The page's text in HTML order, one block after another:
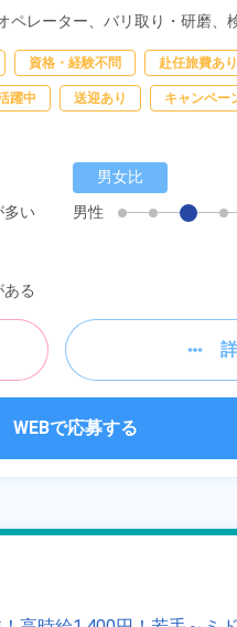
ペレーター、 バリ取り・研磨、
資格・経験不問 赴任旅費あり
躍中 送迎あり キャンペー
多い
男女比
男性
る
WEBで応募する